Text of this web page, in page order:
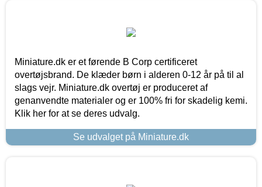
Miniature.dk er et førende B Corp certificeret
overtøjsbrand. De klæder børn i alderen 0-12 år på til al
slags vejr. Miniature.dk overtøj er produceret af
genanvendte materialer og er 100% fri for skadelig kemi.
Klik her for at se deres udvalg.
Se udvalget på Miniature.dk